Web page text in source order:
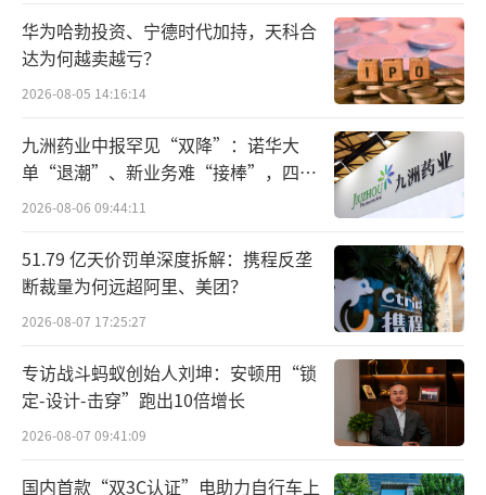
许安今年已60岁。根据贵州银行2022年年
报披露的简历，许安于1980年参加工作，曾在
人行平坝县支行从事储蓄、会计工作近三年，1
983年就读于贵州广播电视大学，毕业后加入工
商银行安顺地区中心支行，先后担任稽查员、
营业部副主任、营业部主任、国际业务部经
理、安顺支行行长、安顺分行工商信贷处处长
等职务。
2001年12月，许安离开工行，彼时38岁，
出任安顺市城市信用社副董事长兼总经理，并
于2009年4月升任董事长。2012年，安顺市商
业银行与遵义市商业银行、六盘水市商业银行
合并组建为贵州银行，许安获任副行长，并于2
华为哈勃投资、宁德时代加持，天科合
达为何越卖越亏？
2026-08-05 14:16:14
九洲药业中报罕见“双降”：诺华大
单“退潮”、新业务难“接棒”，四大
难关待闯
2026-08-06 09:44:11
51.79 亿天价罚单深度拆解：携程反垄
断裁量为何远超阿里、美团？
2026-08-07 17:25:27
专访战斗蚂蚁创始人刘坤：安顿用“锁
定-设计-击穿”跑出10倍增长
2026-08-07 09:41:09
国内首款“双3C认证”电助力自行车上